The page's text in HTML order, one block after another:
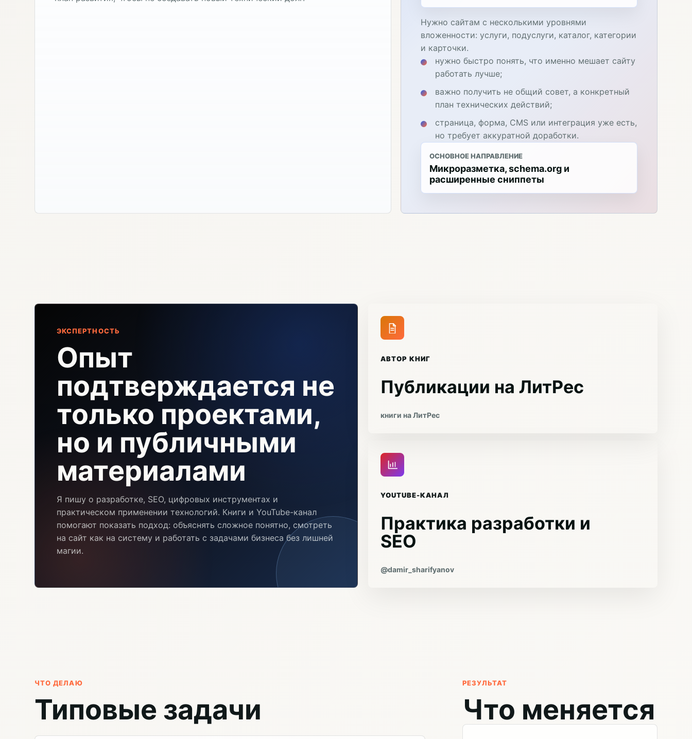
Нужно сайтам с несколькими уровнями
вложенности: услуги, подуслуги, каталог, категории
и карточки.
нужно быстро понять, что именно мешает сайту
работать лучше;
важно получить не общий совет, а конкретный
план технических действий;
страница, форма, CMS или интеграция уже есть,
но требует аккуратной доработки.
ОСНОВНОЕ НАПРАВЛЕНИЕ
Микроразметка, schema.org и
расширенные сниппеты
ЭКСПЕРТНОСТЬ
Опыт
подтверждается не
только проектами,
но и публичными
материалами
Я пишу о разработке, SEO, цифровых инструментах и
практическом применении технологий. Книги и YouTube-канал
помогают показать подход: объяснять сложное понятно, смотреть
на сайт как на систему и работать с задачами бизнеса без лишней
магии.
АВТОР КНИГ
Публикации на ЛитРес
книги на ЛитРес
YOUTUBE-КАНАЛ
Практика разработки и
SEO
@damir_sharifyanov
ЧТО ДЕЛАЮ
Типовые задачи
РЕЗУЛЬТАТ
Что меняется